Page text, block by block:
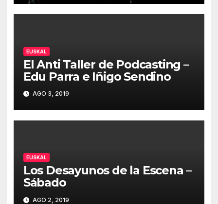
EUSKAL
El Anti Taller de Podcasting –
Edu Parra e Iñigo Sendino
AGO 3, 2019
EUSKAL
Los Desayunos de la Escena –
Sábado
AGO 2, 2019